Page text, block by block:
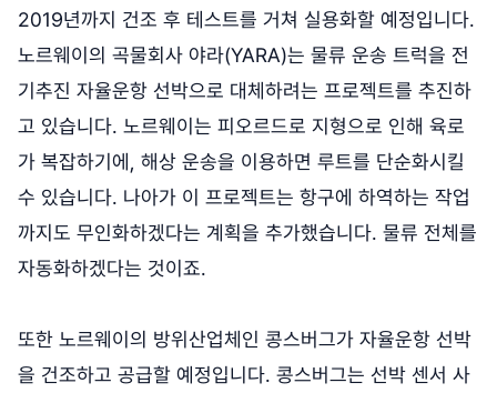
2019년까지 건조 후 테스트를 거쳐 실용화할 예정입니다.
노르웨이의 곡물회사 야라(YARA)는 물류 운송 트럭을 전
기추진 자율운항 선박으로 대체하려는 프로젝트를 추진하
고 있습니다. 노르웨이는 피오르드로 지형으로 인해 육로
가 복잡하기에, 해상 운송을 이용하면 루트를 단순화시킬
수 있습니다. 나아가 이 프로젝트는 항구에 하역하는 작업
까지도 무인화하겠다는 계획을 추가했습니다. 물류 전체를
자동화하겠다는 것이죠.
또한 노르웨이의 방위산업체인 콩스버그가 자율운항 선박
을 건조하고 공급할 예정입니다. 콩스버그는 선박 센서 사